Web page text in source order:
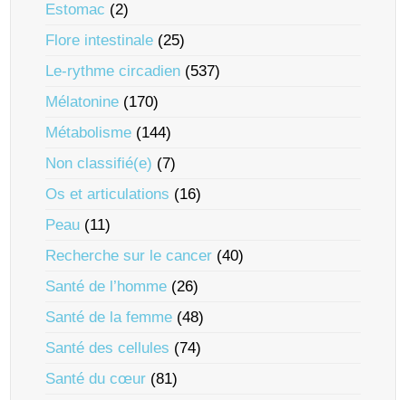
Estomac (2)
Flore intestinale (25)
Le-rythme circadien (537)
Mélatonine (170)
Métabolisme (144)
Non classifié(e) (7)
Os et articulations (16)
Peau (11)
Recherche sur le cancer (40)
Santé de l’homme (26)
Santé de la femme (48)
Santé des cellules (74)
Santé du cœur (81)